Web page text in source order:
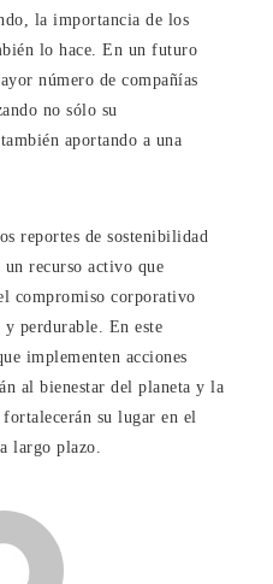
la importancia de los
lo hace. En un futuro
número de compañías
no sólo su
aportando a una
reportes de sostenibilidad
recurso activo que
compromiso corporativo
perdurable. En este
implementen acciones
al bienestar del planeta y la
su lugar en el
largo plazo.